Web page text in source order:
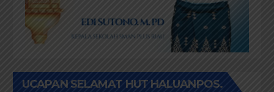
UCAPAN SELAMAT HUT HALUANPOS.